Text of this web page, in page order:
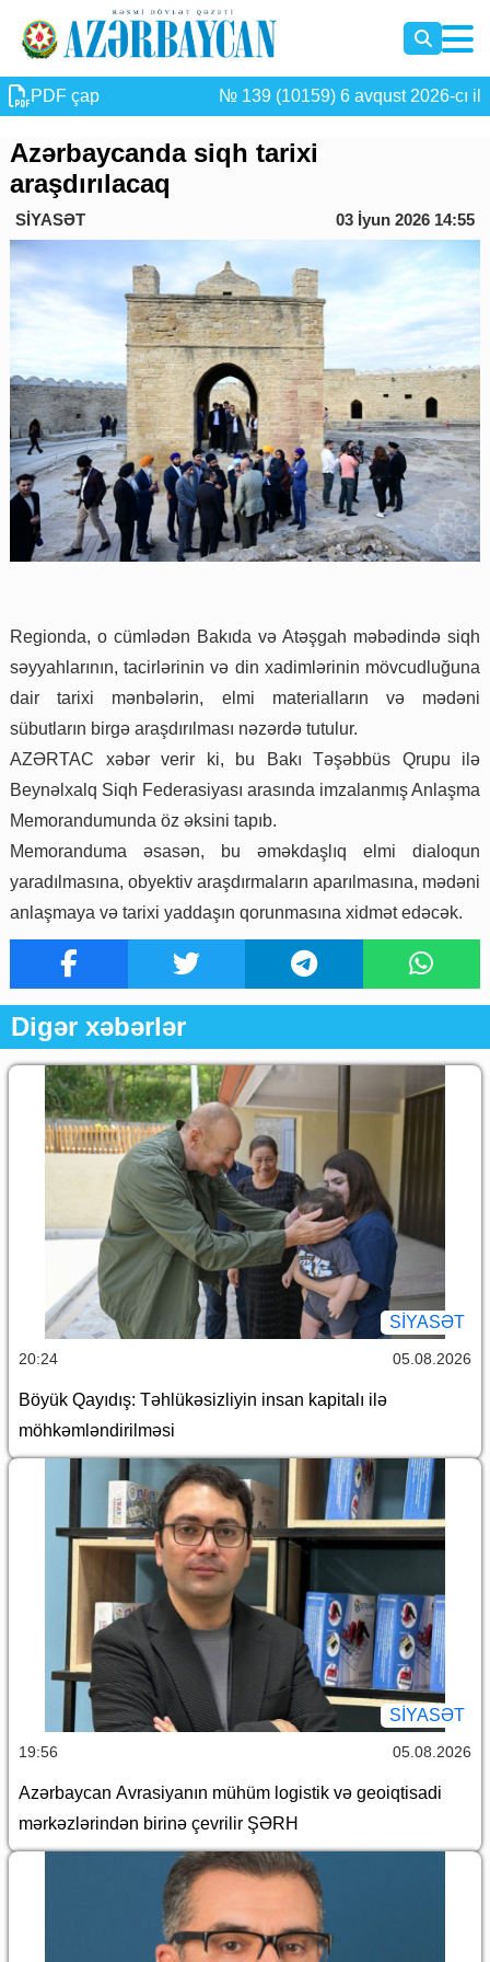
PDF çap № 139 (10159) 6 avqust 2026-cı il
Azərbaycanda siqh tarixi
araşdırılacaq
SİYASƏT 03 İyun 2026 14:55
Regionda, o cümlədən Bakıda və Atəşgah məbədində siqh
səyyahlarının, tacirlərinin və din xadimlərinin mövcudluğuna
dair tarixi mənbələrin, elmi materialların və mədəni
sübutların birgə araşdırılması nəzərdə tutulur.
AZƏRTAC xəbər verir ki, bu Bakı Təşəbbüs Qrupu ilə
Beynəlxalq Siqh Federasiyası arasında imzalanmış Anlaşma
Memorandumunda öz əksini tapıb.
Memoranduma əsasən, bu əməkdaşlıq elmi dialoqun
yaradılmasına, obyektiv araşdırmaların aparılmasına, mədəni
anlaşmaya və tarixi yaddaşın qorunmasına xidmət edəcək.
Digər xəbərlər
SİYASƏT
20:24 05.08.2026
Böyük Qayıdış: Təhlükəsizliyin insan kapitalı ilə
möhkəmləndirilməsi
SİYASƏT
19:56 05.08.2026
Azərbaycan Avrasiyanın mühüm logistik və geoiqtisadi
mərkəzlərindən birinə çevrilir ŞƏRH